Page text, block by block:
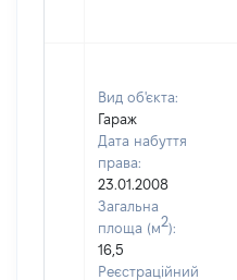
Вид об'єкта:
Гараж
Дата набуття
права:
23.01.2008
Загальна
площа (м2):
16,5
Реєстраційний